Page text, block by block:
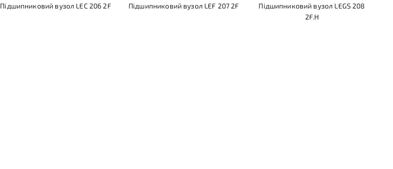
Підшипниковий вузол LEC 206 2F Підшипниковий вузол LEF 207 2F
Підшипниковий вузол LEGS 208
2F.H